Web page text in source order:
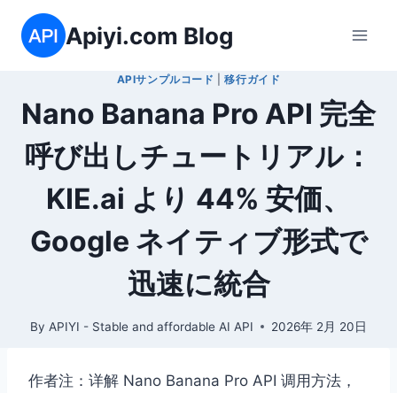
Apiyi.com Blog
APIサンプルコード |移行ガイド
Nano Banana Pro API 完全
呼び出しチュートリアル：
KIE.ai より 44% 安価、
Google ネイティブ形式で
迅速に統合
By APIYI - Stable and affordable AI API 2026年 2月 20日
作者注：详解 Nano Banana Pro API 调用方法，